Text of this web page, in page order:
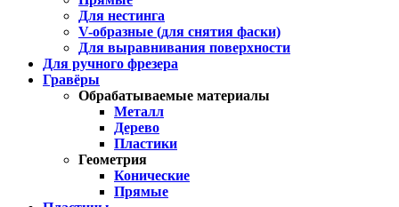
Для нестинга
V-образные (для снятия фаски)
Для выравнивания поверхности
Для ручного фрезера
Гравёры
Обрабатываемые материалы
Металл
Дерево
Пластики
Геометрия
Конические
Прямые